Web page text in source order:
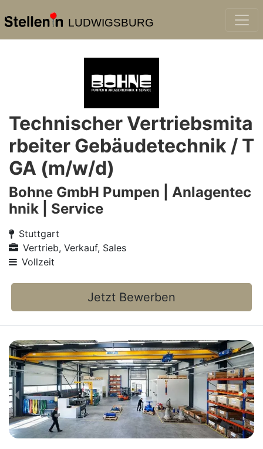
LUDWIGSBURG
Technischer Vertriebsmita
rbeiter Gebäudetechnik / T
GA (m/w/d)
Bohne GmbH Pumpen | Anlagentec
hnik | Service
Stuttgart
Vertrieb, Verkauf, Sales
Vollzeit
Jetzt Bewerben